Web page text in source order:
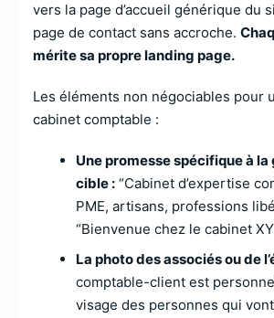
vers la page d’accueil générique du
page de contact sans accroche.
mérite sa propre landing page.
Les éléments non négociables pour
cabinet comptable :
Une promesse spécifique à
cible :“Cabinet d’expertise
PME, artisans, professions
“Bienvenue chez le cabinet
La photo des associés ou de
comptable-client est
visage des personnes qui